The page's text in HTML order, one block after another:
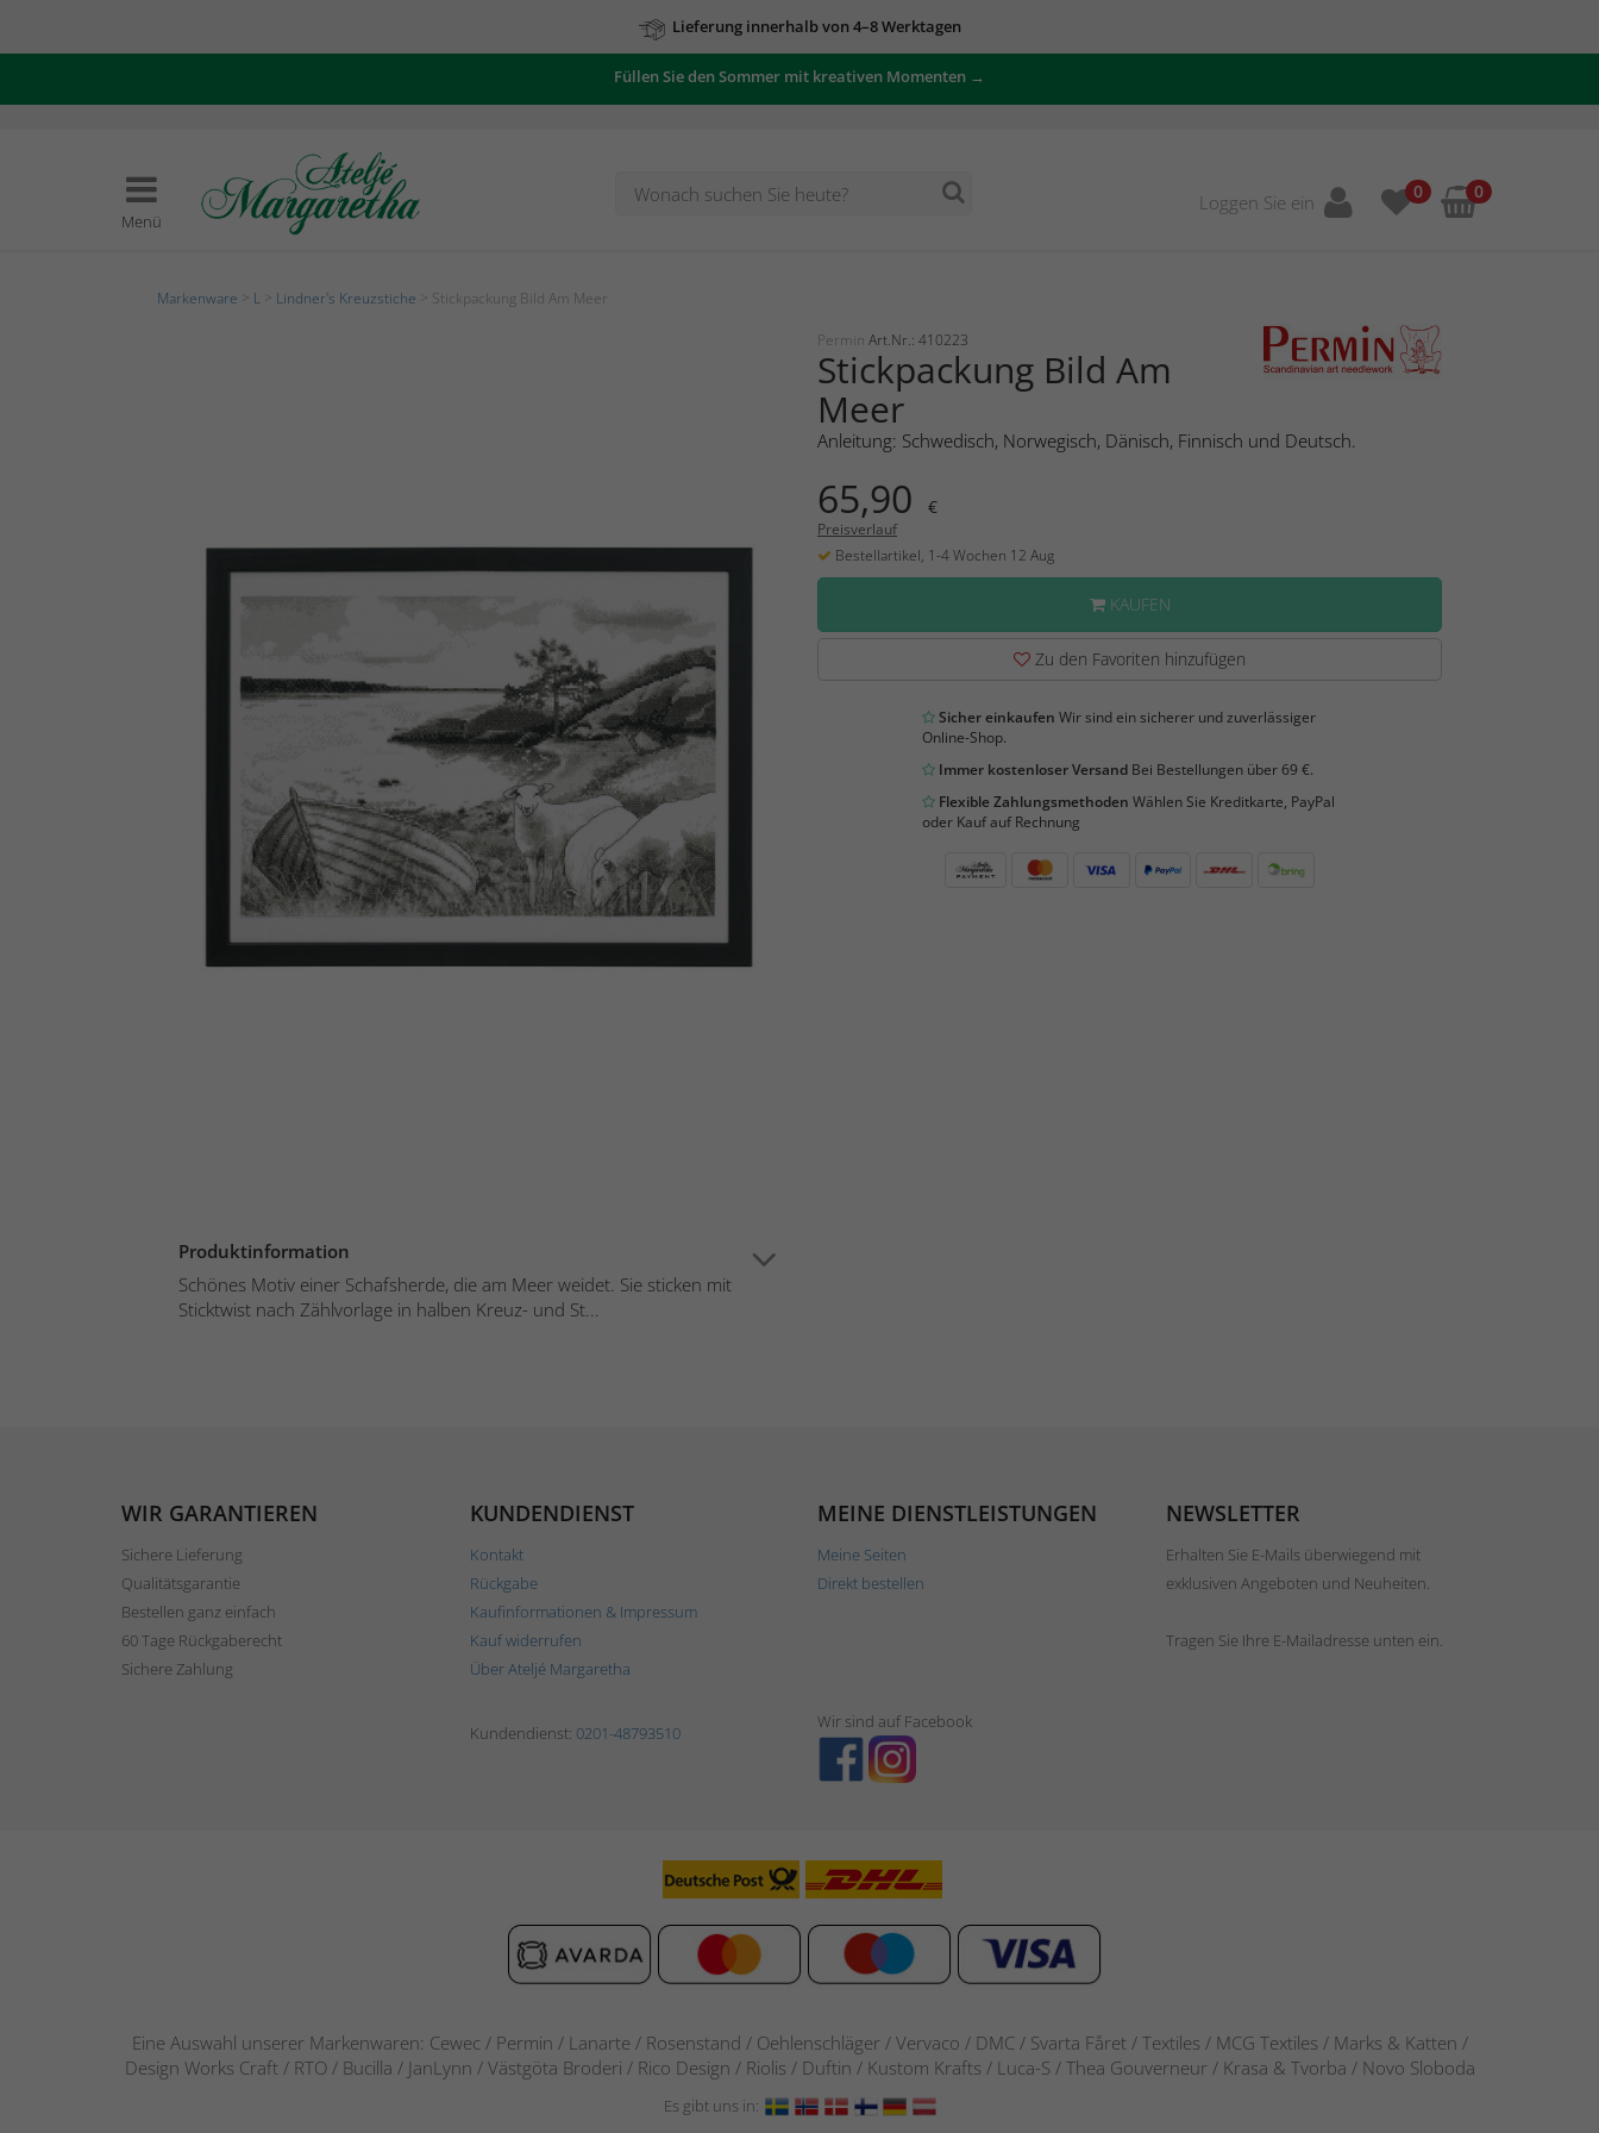
Lieferung innerhalb von 4–8 Werktagen
Füllen Sie den Sommer mit kreativen Momenten →
Menü
Loggen Sie ein 0 0
Markenware L Lindner's Kreuzstiche > Stickpackung Bild Am Meer
Produktinformation
Schönes Motiv einer Schafsherde, die am Meer weidet. Sie sticken mit
Sticktwist nach Zählvorlage in halben Kreuz- und St...
Permin Art.Nr.: 410223
Stickpackung Bild Am
Meer
Anleitung: Schwedisch, Norwegisch, Dänisch, Finnisch und Deutsch.
65,90 €
Preisverlauf
Bestellartikel, 1-4 Wochen 12 Aug
KAUFEN
Zu den Favoriten hinzufügen
Sicher einkaufen Wir sind ein sicherer und zuverlässiger
Online-Shop.
Immer kostenloser VersandBei Bestellungen über 69 €.
Flexible Zahlungsmethoden Wählen Sie Kreditkarte, PayPal
oder Kauf auf Rechnung
WIR GARANTIEREN
Sichere Lieferung
Qualitätsgarantie
Bestellen ganz einfach
60 Tage Rückgaberecht
Sichere Zahlung
KUNDENDIENST
Kontakt
Rückgabe
Kaufinformationen & Impressum
Kauf widerrufen
Über Ateljé Margaretha
MEINE DIENSTLEISTUNGEN
Meine Seiten
Direkt bestellen
NEWSLETTER
Erhalten Sie E-Mails überwiegend mit
exklusiven Angeboten und Neuheiten.
Tragen Sie Ihre E-Mailadresse unten ein.
Kundendienst: 0201-48793510
Wir sind auf Facebook
Eine Auswahl unserer Markenwaren: Cewec / Permin / Lanarte / Rosenstand / Oehlenschläger / Vervaco / DMC / Svarta Fåret / Textiles / MCG Textiles / Marks & Katten /
Design Works Craft / RTO / Bucilla / JanLynn / Västgöta Broderi / Rico Design / Riolis / Duftin / Kustom Krafts / Luca-S / Thea Gouverneur / Krasa & Tvorba / Novo Sloboda
Es gibt uns in: